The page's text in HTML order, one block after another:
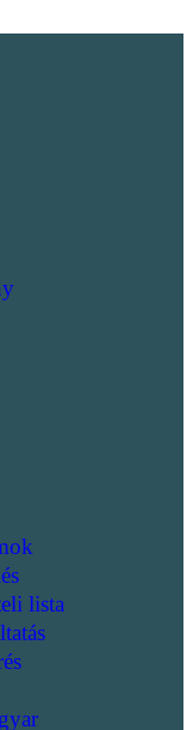
lista